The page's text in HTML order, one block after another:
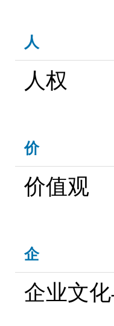
人
人权
价
价值观
企
企业文